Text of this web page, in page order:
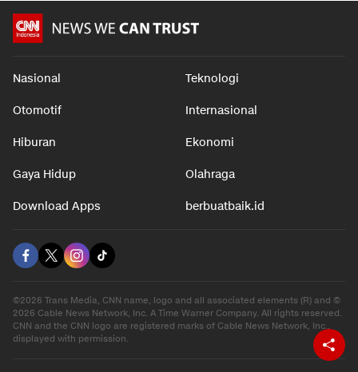
Nasional Teknologi
Otomotif Internasional
Hiburan Ekonomi
Gaya Hidup Olahraga
Download Apps berbuatbaik.id
©2026 Trans Media, CNN name, logo and all associated elements (R) and ©
2026 Cable News Network, Inc. A Time Warner Company. All rights reserved.
CNN and the CNN logo are registered marks of Cable News Network, Inc.,
displayed with permission.